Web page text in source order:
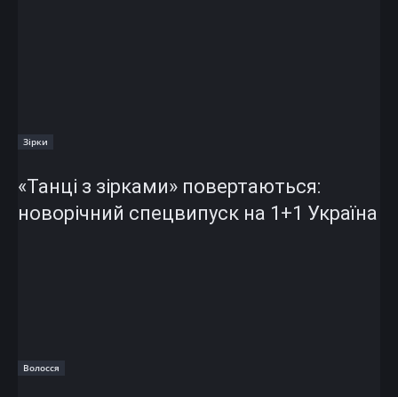
Зірки
«Танці з зірками» повертаються:
новорічний спецвипуск на 1+1 Україна
Волосся